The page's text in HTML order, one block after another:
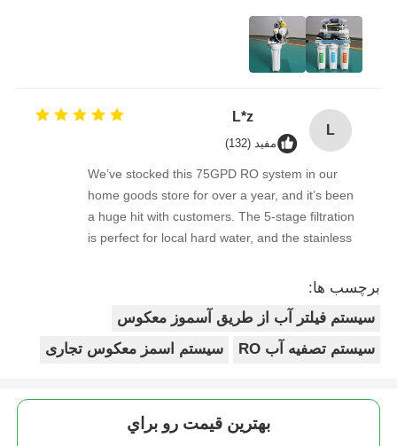
شیر برقی
جریان سنج
براکت RO
the filters are easy to replace, and the water
quality feedback from clients has been
overwhelmingly positive. The supplier is great to
work with — orders arrive on time, packaging is
consistent. As a repeat buyer, we couldn’t be
happier with both the product and the service.
L
L*z
مفید (132)
We’ve stocked this 75GPD RO system in our
home goods store for over a year, and it’s been
a huge hit with customers. The 5-stage filtration
is perfect for local hard water, and the stainless
options. Reorders are always on time, and the
complaints from customers, and very few
returns. Great product to carry!
برچسب ها:
سیستم فیلتر آب از طریق آسموز معکوس
سیستم تصفیه آب RO
سیستم اسمز معکوس تجاری
بهترين قيمت رو براي